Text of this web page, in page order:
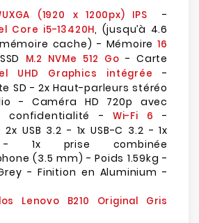
(1920 x 1200px) IPS
-
Core i5-13420H, (jusqu’à 4.6
mémoire cache) - Mémoire16
M.2 NVMe 512 Go - Carte
UHD Graphics intégrée
-
SD - 2x Haut-parleurs stéréo
- Caméra HD 720p avec
confidentialité - Wi-Fi 6
-
USB 3.2 - 1x USB-C 3.2 - 1x
1x prise combinée
(3.5 mm) - Poids 1.59kg -
- Finition en Aluminium -
Lenovo B210 Original Gris